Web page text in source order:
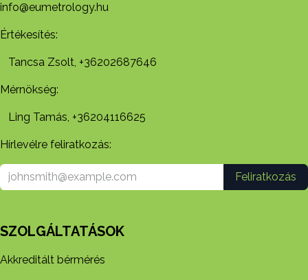
info@eumetrology.hu
Értékesítés:
Tancsa Zsolt, +36202687646
Mérnökség:
Ling Tamás, +36204116625
Hírlevélre feliratkozás:
Feliratkozás
SZOLGÁLTATÁSOK
Akkreditált bérmérés